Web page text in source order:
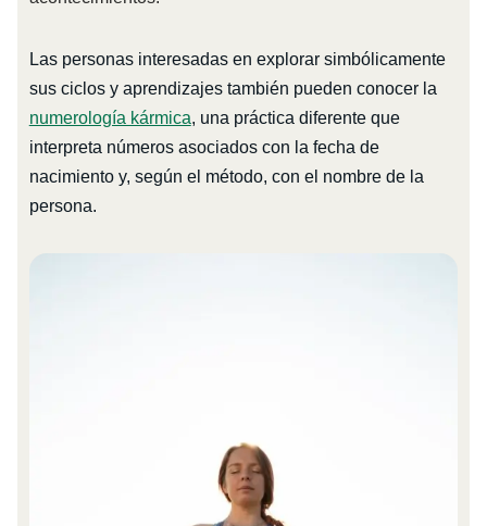
Las personas interesadas en explorar simbólicamente
sus ciclos y aprendizajes también pueden conocer la
numerología kármica, una práctica diferente que
interpreta números asociados con la fecha de
nacimiento y, según el método, con el nombre de la
persona.